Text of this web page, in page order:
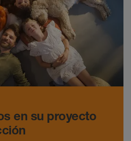
en su proyecto